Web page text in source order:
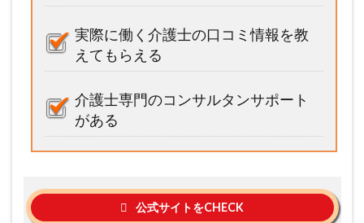
実際に働く介護士の口コミ情報を教
えてもらえる
介護士専門のコンサルタンサポート
がある
公式サイトをCHECK